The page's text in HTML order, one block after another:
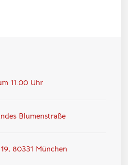
11:00 Uhr
Blumenstraße
80331 München